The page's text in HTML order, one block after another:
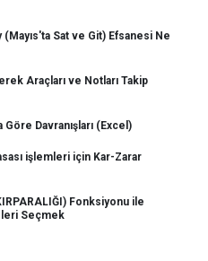
Sat ve Git) Efsanesi Ne
Araçları ve Notları Takip
Göre Davranışları (Excel)
işlemleri için Kar-Zarar
Fonksiyonu ile
Seçmek